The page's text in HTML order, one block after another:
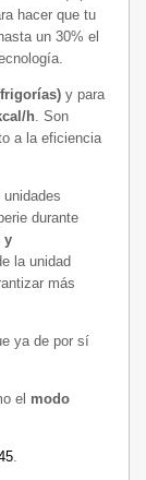
hacer que tu
un 30% el
y para
h. Son
a la eficiencia
durante
y
la unidad
más
ya de por sí
el modo
.